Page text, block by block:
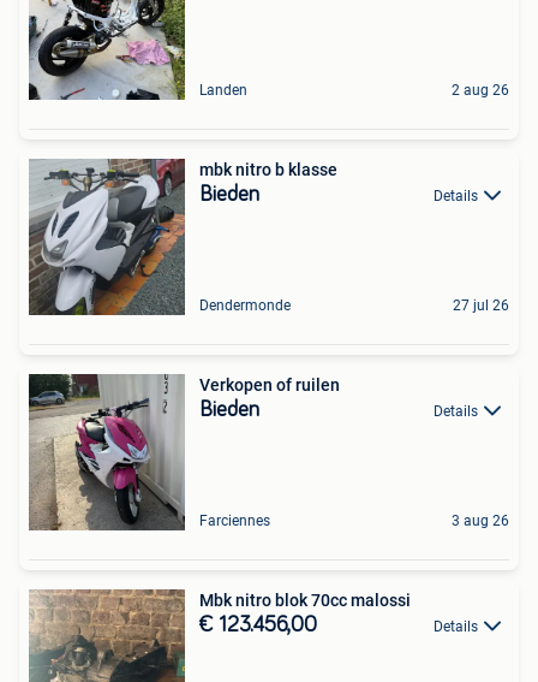
Landen 2 aug 26
mbk nitro b klasse
Bieden Details
Dendermonde 27 jul 26
Verkopen of ruilen
Bieden Details
Farciennes 3 aug 26
Mbk nitro blok 70cc malossi
€ 123.456,00 Details